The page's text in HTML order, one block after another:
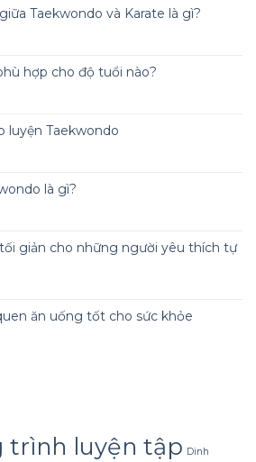
Taekwondo và Karate là gì?
hợp cho độ tuổi nào?
luyện Taekwondo
là gì?
giản cho những người yêu thích tự
ăn uống tốt cho sức khỏe
trình luyện tập Dinh